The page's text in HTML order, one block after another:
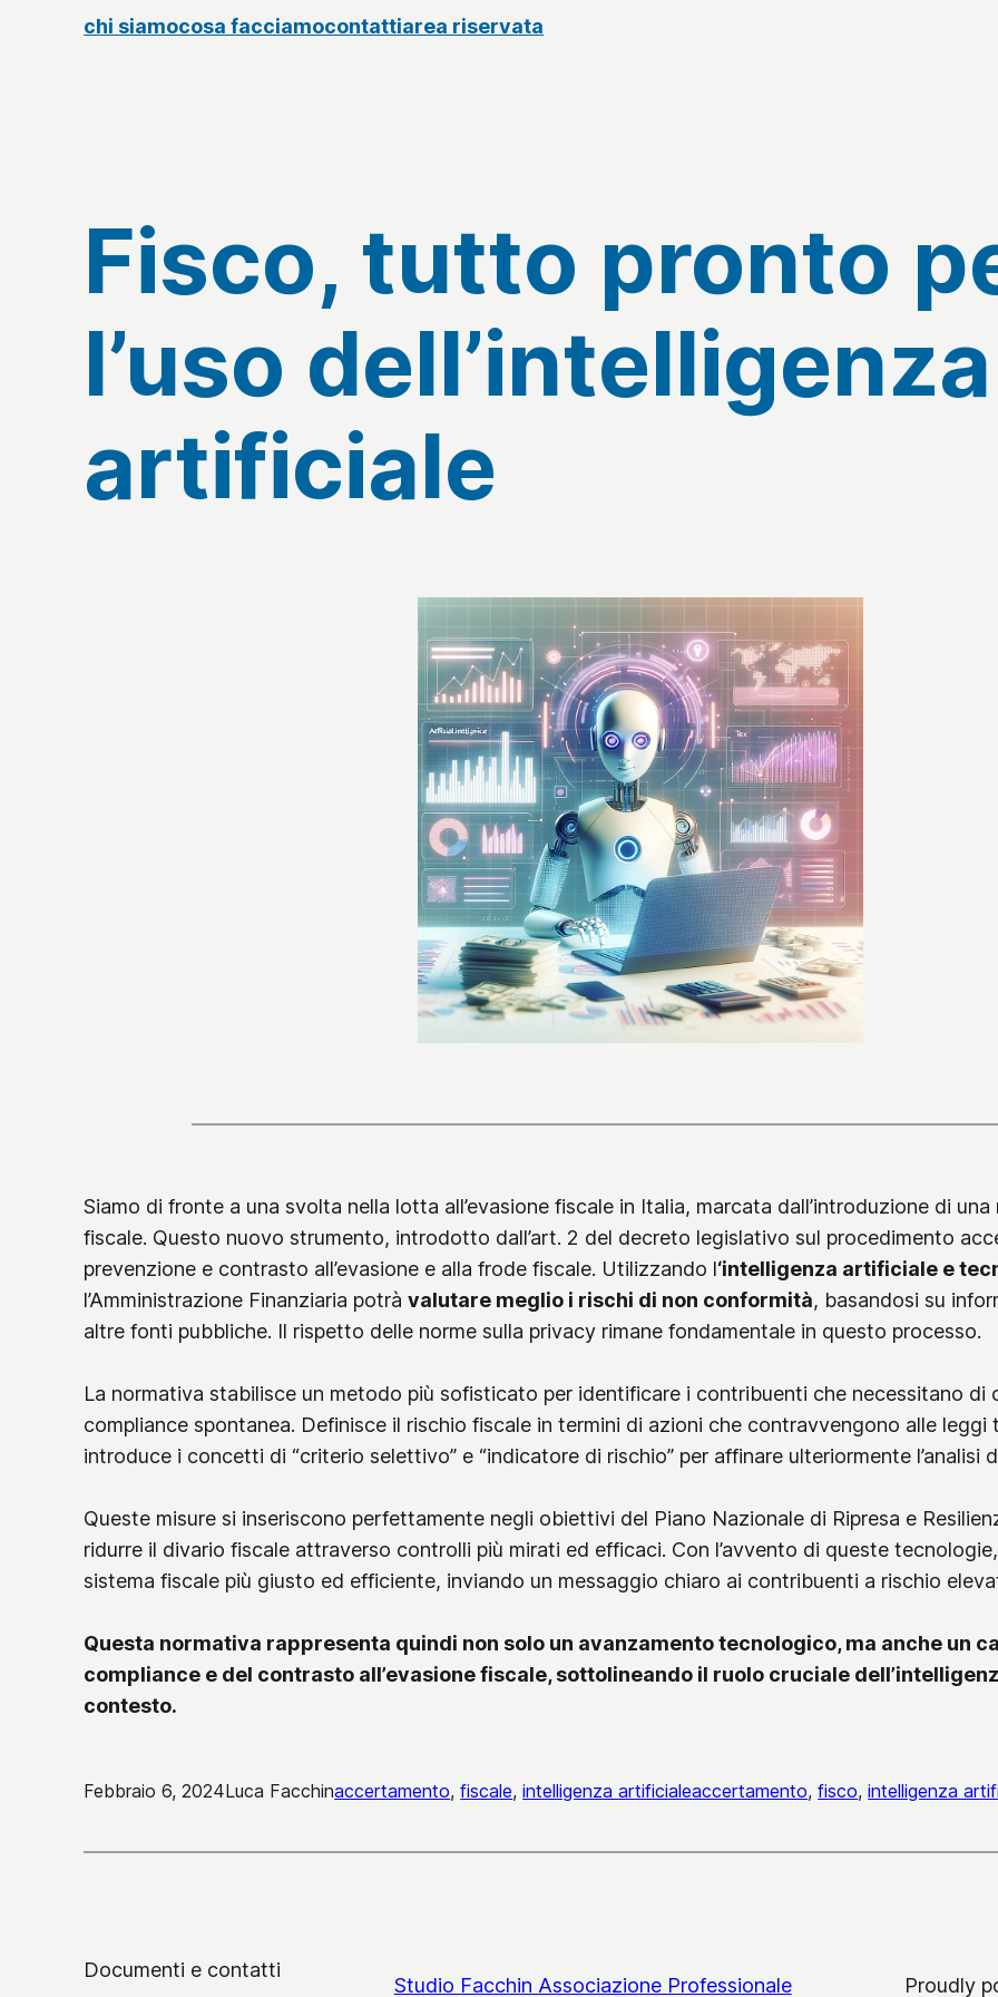
chi siamocosa facciamocontattiarea riservata
Fisco, tutto pronto
l’uso dell’intelligenza
artificiale
Siamo di fronte a una svolta nella lotta all’evasione fiscale in Italia, marcata dall’introduzione di
fiscale. Questo nuovo strumento, introdotto dall’art. 2 del decreto legislativo sul procedimento
prevenzione e contrasto all’evasione e alla frode fiscale. Utilizzando l‘intelligenza artificiale e
l’Amministrazione Finanziaria potràvalutare meglio i rischi di non conformità, basandosi su
altre fonti pubbliche. Il rispetto delle norme sulla privacy rimane fondamentale in questo processo.
La normativa stabilisce un metodo più sofisticato per identificare i contribuenti che necessitano
compliance spontanea. Definisce il rischio fiscale in termini di azioni che contravvengono alle
introduce i concetti di “criterio selettivo” e “indicatore di rischio” per affinare ulteriormente l’analisi
Queste misure si inseriscono perfettamente negli obiettivi del Piano Nazionale di Ripresa e
ridurre il divario fiscale attraverso controlli più mirati ed efficaci. Con l’avvento di queste
sistema fiscale più giusto ed efficiente, inviando un messaggio chiaro ai contribuenti a rischio
Questa normativa rappresenta quindi non solo un avanzamento tecnologico, ma anche un
compliance e del contrasto all’evasione fiscale, sottolineando il ruolo cruciale
contesto.
Febbraio 6, 2024Luca Facchinaccertamento, fiscale, intelligenza artificialeaccertamento, fisco, intelligenza
Documenti e contatti
Studio Facchin Associazione Professionale Proudly